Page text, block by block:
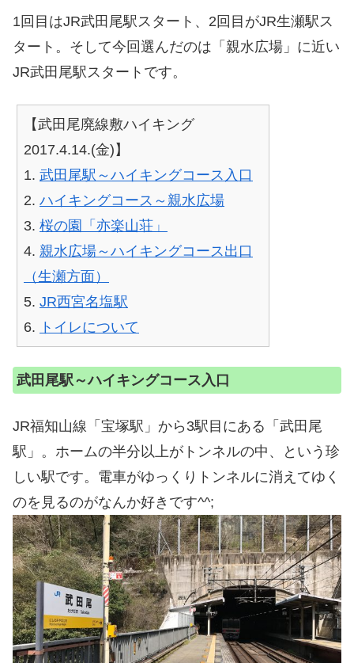
1回目はJR武田尾駅スタート、2回目がJR生瀬駅ス
タート。そして今回選んだのは「親水広場」に近い
JR武田尾駅スタートです。
【武田尾廃線敷ハイキング
2017.4.14.(金)】
1. 武田尾駅～ハイキングコース入口
2. ハイキングコース～親水広場
3. 桜の園「亦楽山荘」
4. 親水広場～ハイキングコース出口
（生瀬方面）
5. JR西宮名塩駅
6. トイレについて
武田尾駅～ハイキングコース入口
JR福知山線「宝塚駅」から3駅目にある「武田尾
駅」。ホームの半分以上がトンネルの中、という珍
しい駅です。電車がゆっくりトンネルに消えてゆく
のを見るのがなんか好きです^^;